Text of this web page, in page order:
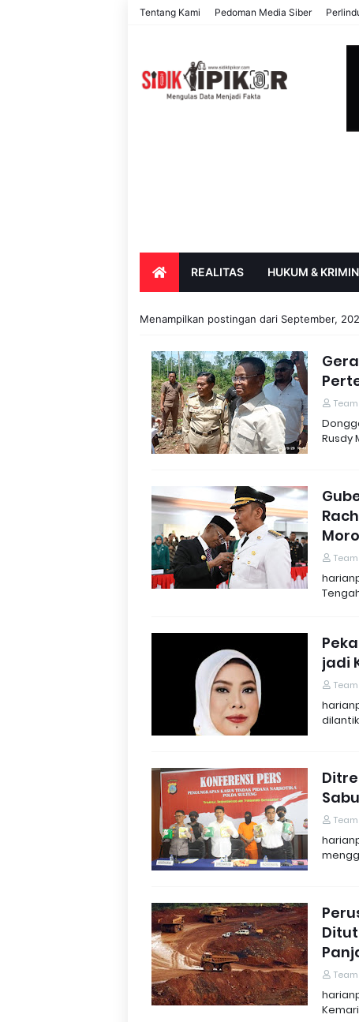
Tentang Kami Pedoman Media Siber
REALITAS HUKUM &
Menampilkan postingan dari September,
Team
Rusdy
Team
jadi
Team
Team
Team